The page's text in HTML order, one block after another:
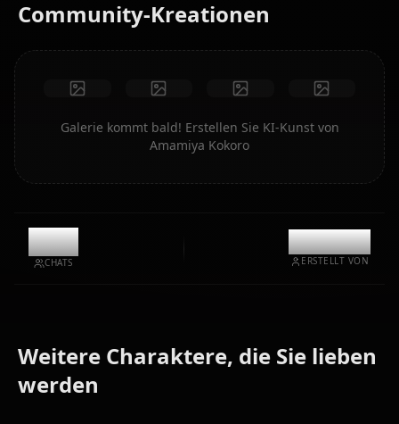
Community-Kreationen
Galerie kommt bald! Erstellen Sie KI-Kunst von
Amamiya Kokoro
8.8k
CHATS
@kanashi
ERSTELLT VON
Weitere Charaktere, die Sie lieben
werden
Tsukino